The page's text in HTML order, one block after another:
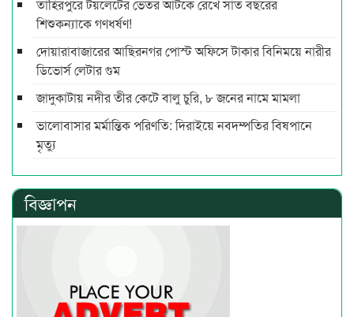
তাহিরপুরে টয়লেটের ভেতর আটকে রেখে সাত বছরের
শিশুকন্যাকে গণধর্ষণ!
দোয়ারাবাজারের আছিরনগর পোস্ট অফিসে টাকার বিনিময়ে নারীর
ডিভোর্স লেটার গুম
জাদুকাটায় নদীর তীর কেটে বালু চুরি, ৮ জনের নামে মামলা
ভালোবাসার মর্মান্তিক পরিণতি: দিরাইয়ে নবদম্পতির বিষপানে
মৃত্যু
বিজ্ঞাপন